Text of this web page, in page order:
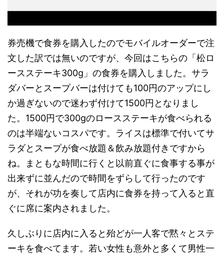
券売機で食券を購入したのでモバイルオーダーで注
文した訳では無いのですが、今回はこちらの「松ロ
ースステーキ300g」の食券を購入しました。サラ
ダバーとスープバーは付けても100円のアップにし
か過ぎないので迷わず付けて1500円となりまし
た。1500円で300gのロースステーキが食べられる
のは半端ないコスパです。ライスは標準で付いてサ
ラダとスープが食べ放題＆飲み放題付きですから
ね。まともな時間に行くと以前直ぐに食事する事が
出来ずに並んだので時間をずらして行ったのです
が、それが功を奏して店内に食券を持って入ると直
ぐに席に案内されました。
久しぶりに店内に入ると殆どが一人客で黙々とステ
ーキを食べてます。若い女性も意外と多くて男性一